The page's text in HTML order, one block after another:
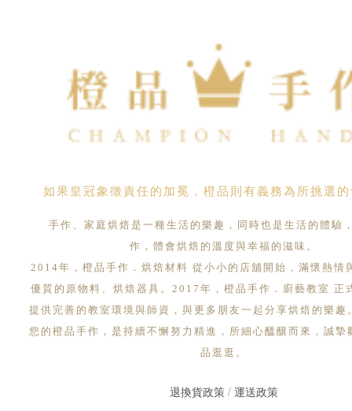
如果皇冠象徵責任的加冕，橙品則有義務為所挑選
手作、家庭烘焙是一種生活的樂趣，同時也是生活的體驗
作，體會烘焙的溫度與幸福的滋味。
2014年，橙品手作．烘焙材料 從小小的店舖開始，滿懷熱情
優質的原物料、烘焙器具。2017年，橙品手作．廚藝教室 正
提供完善的教室環境與師資，與更多朋友一起分享烘焙的樂趣
您的橙品手作，是持續不懈努力精進，所細心醞釀而來，誠摯
品逛逛。
退換貨政策/ 運送政策